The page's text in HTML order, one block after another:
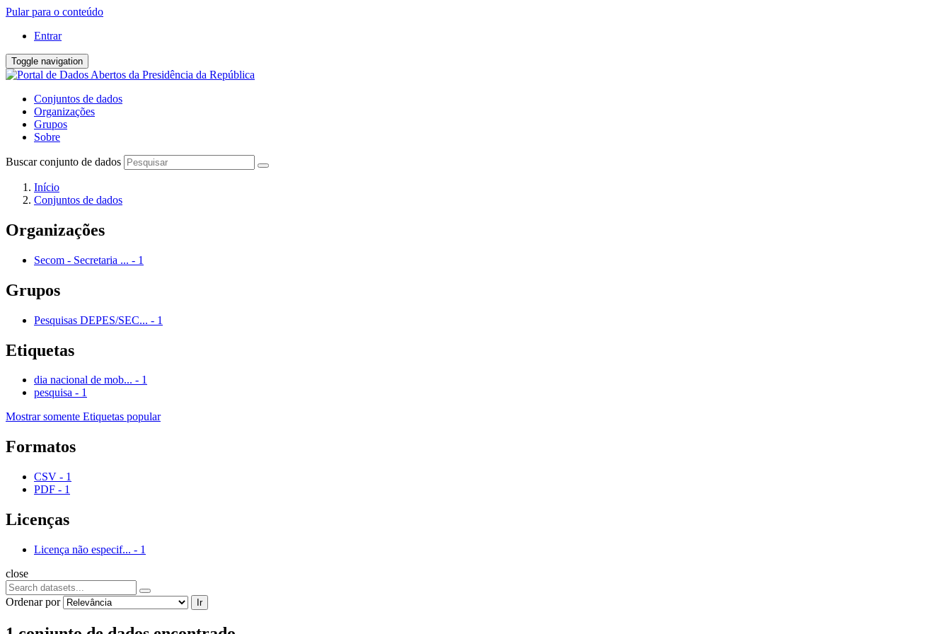
Pular para o conteúdo
Entrar
Toggle navigation
Conjuntos de dados
Organizações
Grupos
Sobre
Buscar conjunto de dados
Início
Conjuntos de dados
Organizações
Secom - Secretaria ... - 1
Grupos
Pesquisas DEPES/SEC... - 1
Etiquetas
dia nacional de mob... - 1
pesquisa - 1
Mostrar somente Etiquetas popular
Formatos
CSV - 1
PDF - 1
Licenças
Licença não especif... - 1
close
Ordenar por Ir